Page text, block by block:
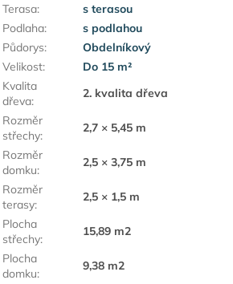
Terasa:
s terasou
Podlaha:
s podlahou
Půdorys:
Obdelníkový
Velikost:
Do 15 m²
Kvalita
dřeva:
2. kvalita dřeva
Rozměr
střechy:
2,7 × 5,45 m
Rozměr
domku:
2,5 × 3,75 m
Rozměr
terasy:
2,5 × 1,5 m
Plocha
střechy:
15,89 m2
Plocha
domku:
9,38 m2